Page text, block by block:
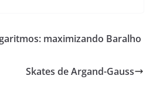
e
maximizando Baralho
Skates de Argand-Gauss